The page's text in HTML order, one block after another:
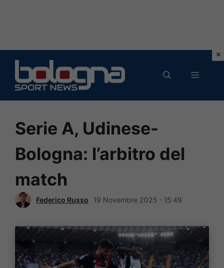
contenuto
MENU
Serie A, Udinese-
Bologna: l’arbitro del
match
Federico Russo 19 Novembre 2025 - 15:49